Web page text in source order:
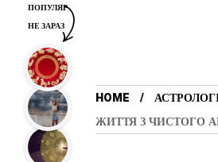
HOME
ЖИТТЯ З ЧИСТОГО
ПОПУЛЯР
НЕ ЗАРАЗ